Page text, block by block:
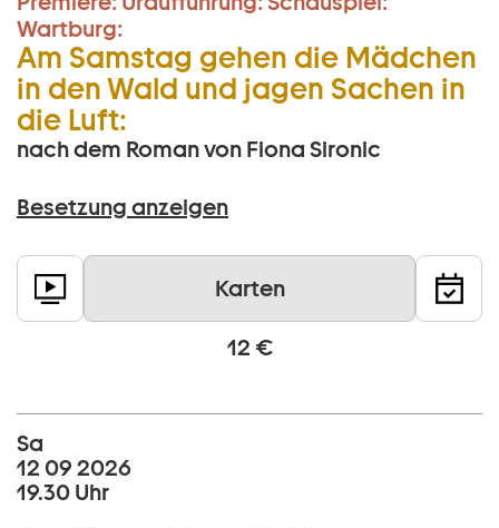
Wartburg:
Am Samstag gehen die Mädchen
in den Wald und jagen Sachen in
die Luft:
nach dem Roman von Fiona Sironic
Besetzung anzeigen
Karten
12 €
Sa
12 09 2026
19.30 Uhr